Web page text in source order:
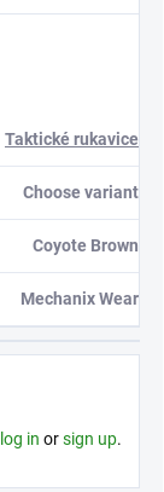
Taktické rukavice
Choose variant
Coyote Brown
Mechanix Wear
log in orsign up.